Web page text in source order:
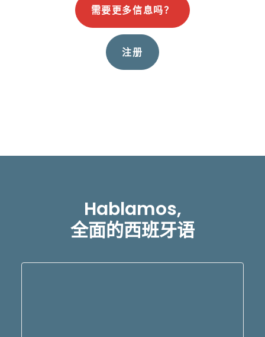
需要更多信息吗？
注册
Hablamos,
全面的西班牙语